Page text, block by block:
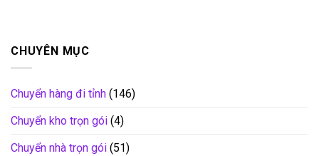
CHUYÊN MỤC
Chuyển hàng đi tỉnh (146)
Chuyển kho trọn gói (4)
Chuyển nhà trọn gói (51)